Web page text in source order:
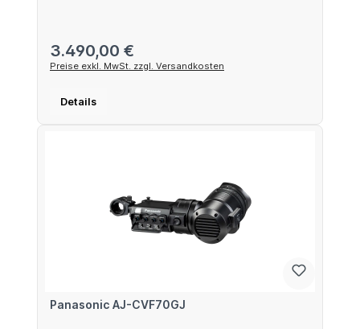
Regulärer Preis:
3.490,00 €
Preise exkl. MwSt. zzgl. Versandkosten
Details
Panasonic AJ-CVF70GJ